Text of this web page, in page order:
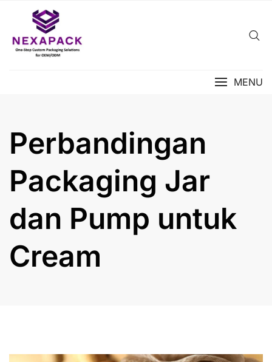
content
MENU
Perbandingan
Packaging Jar
dan Pump untuk
Cream